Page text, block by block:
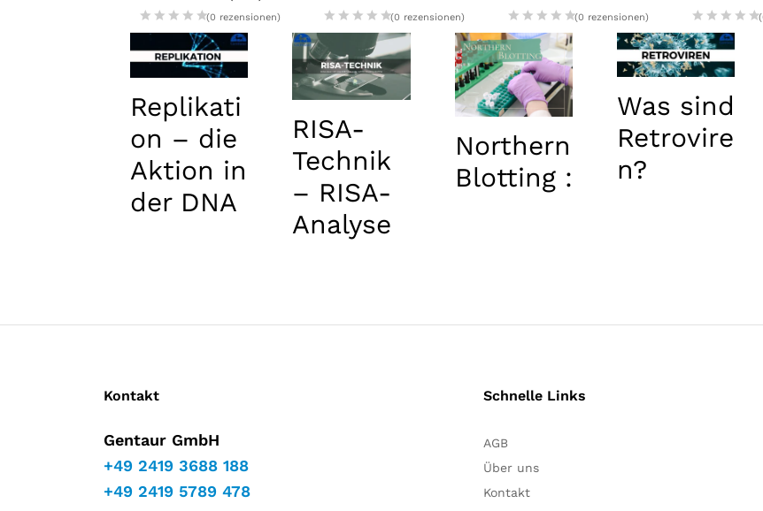
(0 rezensionen) (0 rezensionen) (0 rezensionen)
Replikati
on – die
Aktion in
der DNA
RISA-
Technik
– RISA-
Analyse
alen
Northern
Blotting :
Was sind
Retrovire
n?
Kontakt
Gentaur GmbH
+49 2419 3688 188
+49 2419 5789 478
Schnelle Links
AGB
Über uns
Kontakt